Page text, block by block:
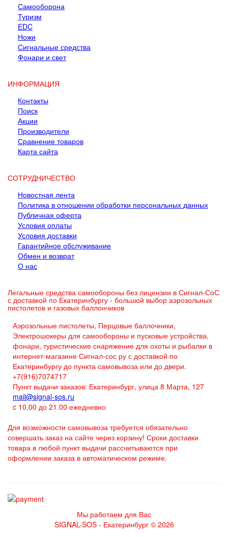
Самооборона
Туризм
EDC
Ножи
Сигнальные средства
Фонари и свет
ИНФОРМАЦИЯ
Контакты
Поиск
Акции
Производители
Сравнение товаров
Карта сайта
СОТРУДНИЧЕСТВО
Новостная лента
Политика в отношении обработки персональных данных
Публичная оферта
Условия оплаты
Условия доставки
Гарантийное обслуживание
Обмен и возврат
О нас
Легальные средства самообороны без лицензии в Сигнал-СоС
с доставкой по Екатеринбургу - большой выбор аэрозольных
пистолетов и газовых баллончиков
Аэрозольные пистолеты, Перцовые баллочники,
Электрошокеры для самообороны и пусковые устройства,
фонари, туристические снаряжение для охоты и рыбалки в
интернет-магазине Сигнал-сос ру с доставкой по
Екатеринбургу до пункта самовывоза или до двери.
+7(916)7074717
Пункт выдачи заказов: Екатеринбург, улица 8 Марта, 127
mail@signal-sos.ru
c 10.00 до 21.00 ежедневно
Для возможности самовывоза требуется обязательно
совершать заказ на сайте через корзину! Сроки доставки
товара в любой пункт выдачи рассчитываются при
оформлении заказа в автоматическом режиме.
Мы работаем для Вас
SIGNAL-SOS - Екатеринбург © 2026